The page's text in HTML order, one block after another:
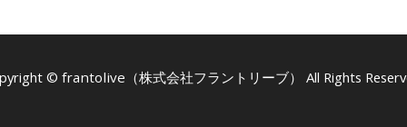
© frantolive（株式会社フラントリーブ） All Rights